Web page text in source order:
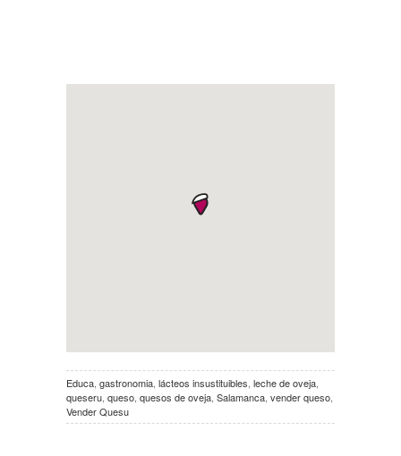
Educa gastronomia lácteos insustituibles leche de oveja
queseru queso quesos de oveja Salamanca vender queso
Vender Quesu